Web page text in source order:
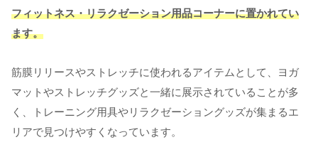
フィットネス・リラクゼーション用品コーナーに置かれてい
ます。
筋膜リリースやストレッチに使われるアイテムとして、ヨガ
マットやストレッチグッズと一緒に展示されていることが多
く、トレーニング用具やリラクゼーショングッズが集まるエ
リアで見つけやすくなっています。